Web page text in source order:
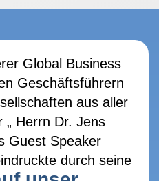
Global Business
Geschäftsführern
aus aller
„ Herrn Dr. Jens
Guest Speaker
durch seine